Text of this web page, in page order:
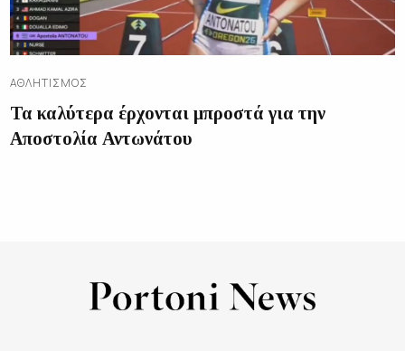
ΑΘΛΗΤΙΣΜΌΣ
Τα καλύτερα έρχονται μπροστά για την
Αποστολία Αντωνάτου